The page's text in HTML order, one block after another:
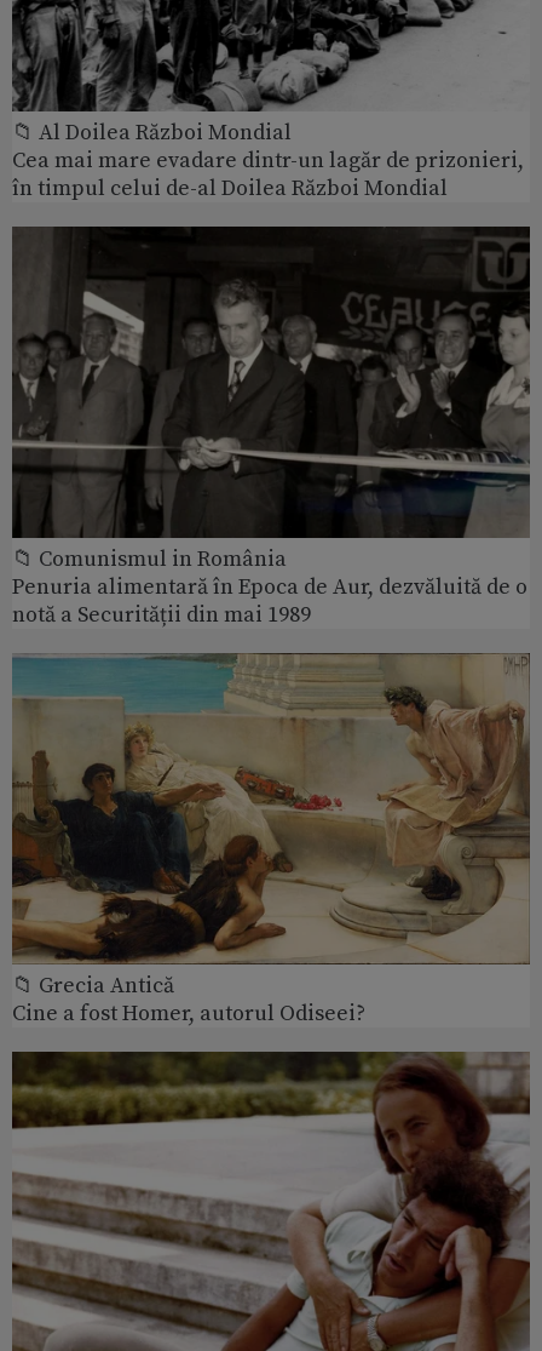
📁 Al Doilea Război Mondial
Cea mai mare evadare dintr-un lagăr de prizonieri,
în timpul celui de-al Doilea Război Mondial
📁 Comunismul in România
Penuria alimentară în Epoca de Aur, dezvăluită de o
notă a Securității din mai 1989
📁 Grecia Antică
Cine a fost Homer, autorul Odiseei?